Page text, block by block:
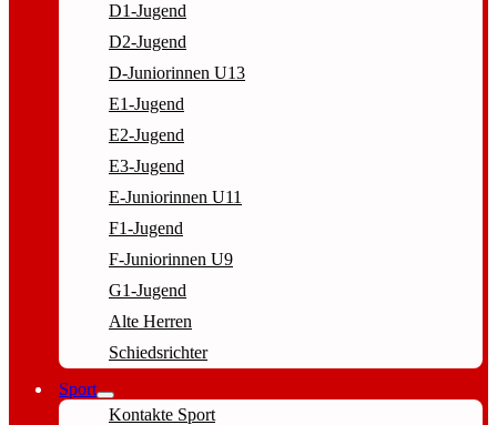
D1-Jugend
D2-Jugend
D-Juniorinnen U13
E1-Jugend
E2-Jugend
E3-Jugend
E-Juniorinnen U11
F1-Jugend
F-Juniorinnen U9
G1-Jugend
Alte Herren
Schiedsrichter
Sport
Kontakte Sport